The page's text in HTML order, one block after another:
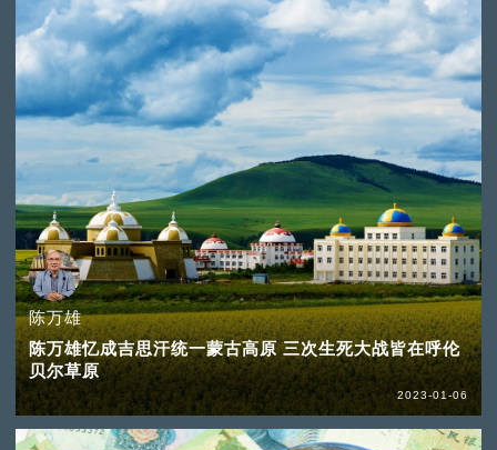
陈万雄
陈万雄忆成吉思汗统一蒙古高原 三次生死大战皆在呼伦
贝尔草原
2023-01-06